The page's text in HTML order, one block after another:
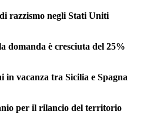
razzismo negli Stati Uniti
domanda è cresciuta del 25%
in vacanza tra Sicilia e Spagna
per il rilancio del territorio